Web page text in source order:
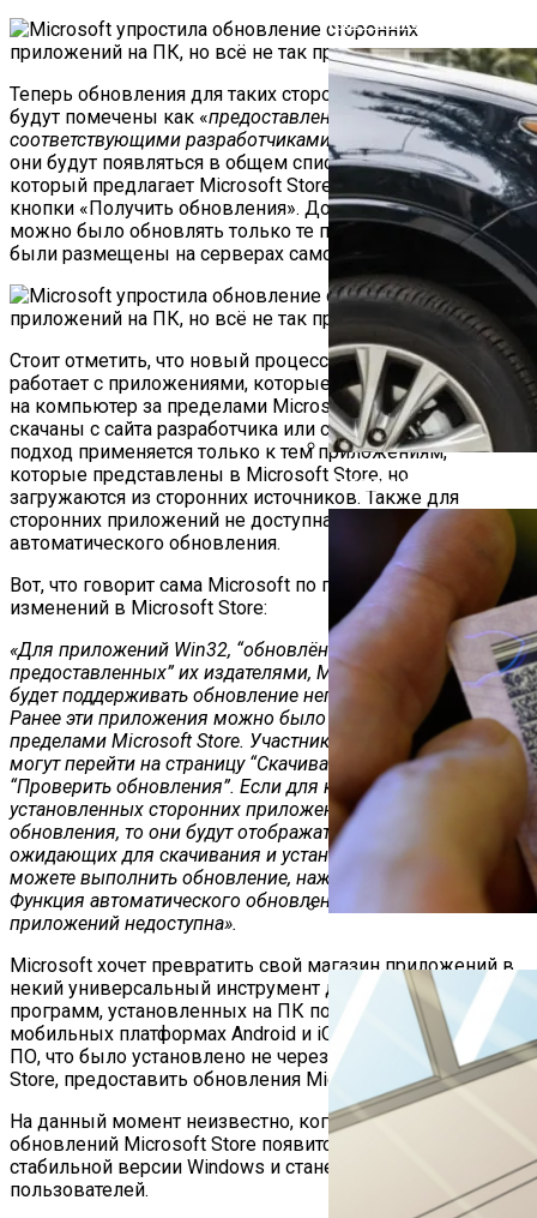
Как Работает Счетчик
Автоюрист Объяснил,
Теперь обновления для таких сторонних приложений
будут помечены как «предоставленные и обновленные
соответствующими разработчиками или издателями», и
они будут появляться в общем списке обновлений,
который предлагает Microsoft Store после нажатия
кнопки «Получить обновления». До этого таким образом
можно было обновлять только те приложения, которые
были размещены на серверах самой Microsoft.
Стоит отметить, что новый процесс обновления не
работает с приложениями, которые были установлены
на компьютер за пределами Microsoft Store, например
скачаны с сайта разработчика или с GitHub. Новый
подход применяется только к тем приложениям,
которые представлены в Microsoft Store, но
загружаются из сторонних источников. Также для
сторонних приложений не доступна функция
автоматического обновления.
Вот, что говорит сама Microsoft по поводу грядущих
изменений в Microsoft Store:
«Для приложений Win32, “обновлённых и
предоставленных” их издателями, Microsoft Store теперь
будет поддерживать обновление непосредственно в Store.
Ранее эти приложения можно было обновить только за
пределами Microsoft Store. Участники программы Insider
могут перейти на страницу “Скачивания” и нажать
“Проверить обновления”. Если для какие-либо
установленных сторонних приложений имеются
обновления, то они будут отображаться в списке
ожидающих для скачивания и установки. В этом случае
можете выполнить обновление, нажав кнопку “Обновить”.
Функция автоматического обновления для таких
приложений недоступна».
Microsoft хочет превратить свой магазин приложений в
некий универсальный инструмент для обновления всех
программ, установленных на ПК пользователей — как на
мобильных платформах Android и iOS. Правда, для того
ПО, что было установлено не через магазин Microsoft
Store, предоставить обновления Microsoft не сможет.
На данный момент неизвестно, когда новая функция
обновлений Microsoft Store появится в составе
стабильной версии Windows и станет доступна для всех
пользователей.